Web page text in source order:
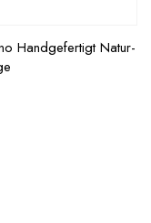
Handgefertigt Natur-